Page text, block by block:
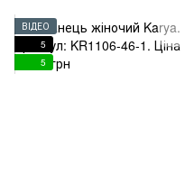
ВІДЕО
5
5